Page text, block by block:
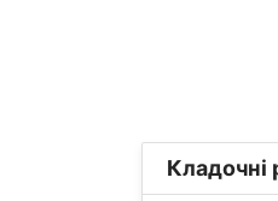
Кладочні